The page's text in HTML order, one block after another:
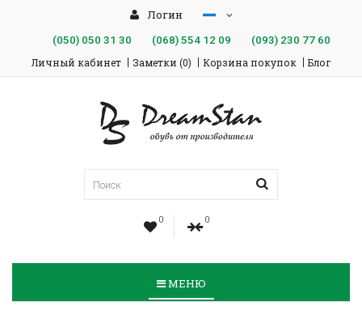
Логин
(050)050 31 30 (068)554 12 09 (093)230 77 60
Личный кабинет Заметки (0) Корзина покупок Блог
0 0
МЕНЮ